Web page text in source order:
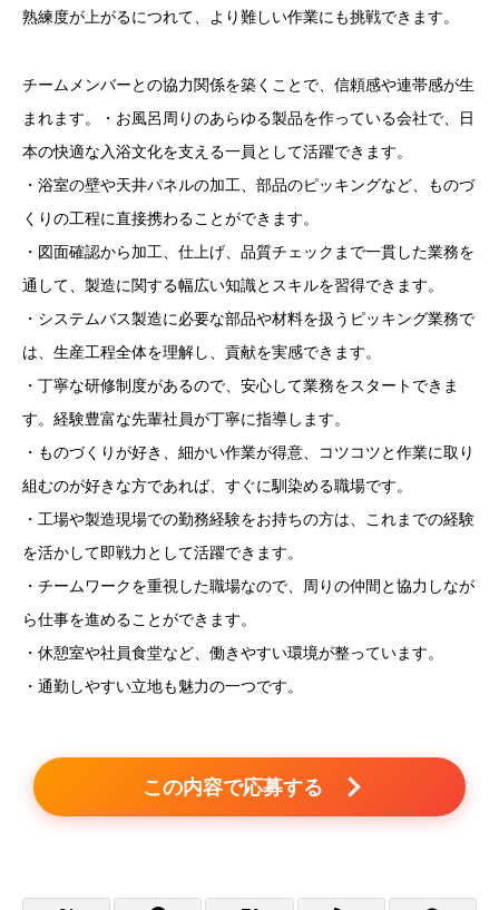
熟練度が上がるにつれて、より難しい作業にも挑戦できます。
チームメンバーとの協力関係を築くことで、信頼感や連帯感が生
まれます。・お風呂周りのあらゆる製品を作っている会社で、日
本の快適な入浴文化を支える一員として活躍できます。
・浴室の壁や天井パネルの加工、部品のピッキングなど、ものづ
くりの工程に直接携わることができます。
・図面確認から加工、仕上げ、品質チェックまで一貫した業務を
通して、製造に関する幅広い知識とスキルを習得できます。
・システムバス製造に必要な部品や材料を扱うピッキング業務で
は、生産工程全体を理解し、貢献を実感できます。
・丁寧な研修制度があるので、安心して業務をスタートできま
す。経験豊富な先輩社員が丁寧に指導します。
・ものづくりが好き、細かい作業が得意、コツコツと作業に取り
組むのが好きな方であれば、すぐに馴染める職場です。
・工場や製造現場での勤務経験をお持ちの方は、これまでの経験
を活かして即戦力として活躍できます。
・チームワークを重視した職場なので、周りの仲間と協力しなが
ら仕事を進めることができます。
・休憩室や社員食堂など、働きやすい環境が整っています。
・通勤しやすい立地も魅力の一つです。
この内容で応募する